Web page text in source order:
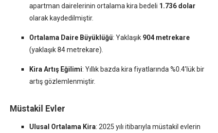
apartman dairelerinin ortalama kira bedeli 1.736 dolar
olarak kaydedilmiştir.
Ortalama Daire Büyüklüğü: Yaklaşık 904 metrekare
(yaklaşık 84 metrekare).
Kira Artış Eğilimi: Yıllık bazda kira fiyatlarında %0.4’lük bir
artış gözlemlenmiştir.
Müstakil Evler
Ulusal Ortalama Kira: 2025 yılı itibarıyla müstakil evlerin